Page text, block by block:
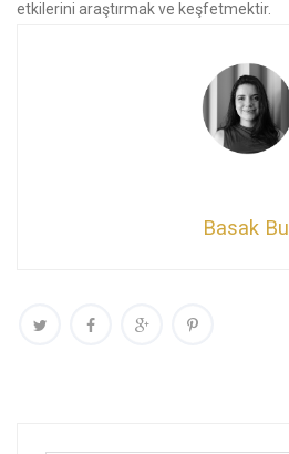
etkilerini araştırmak ve keşfetmektir.
Basak Bul